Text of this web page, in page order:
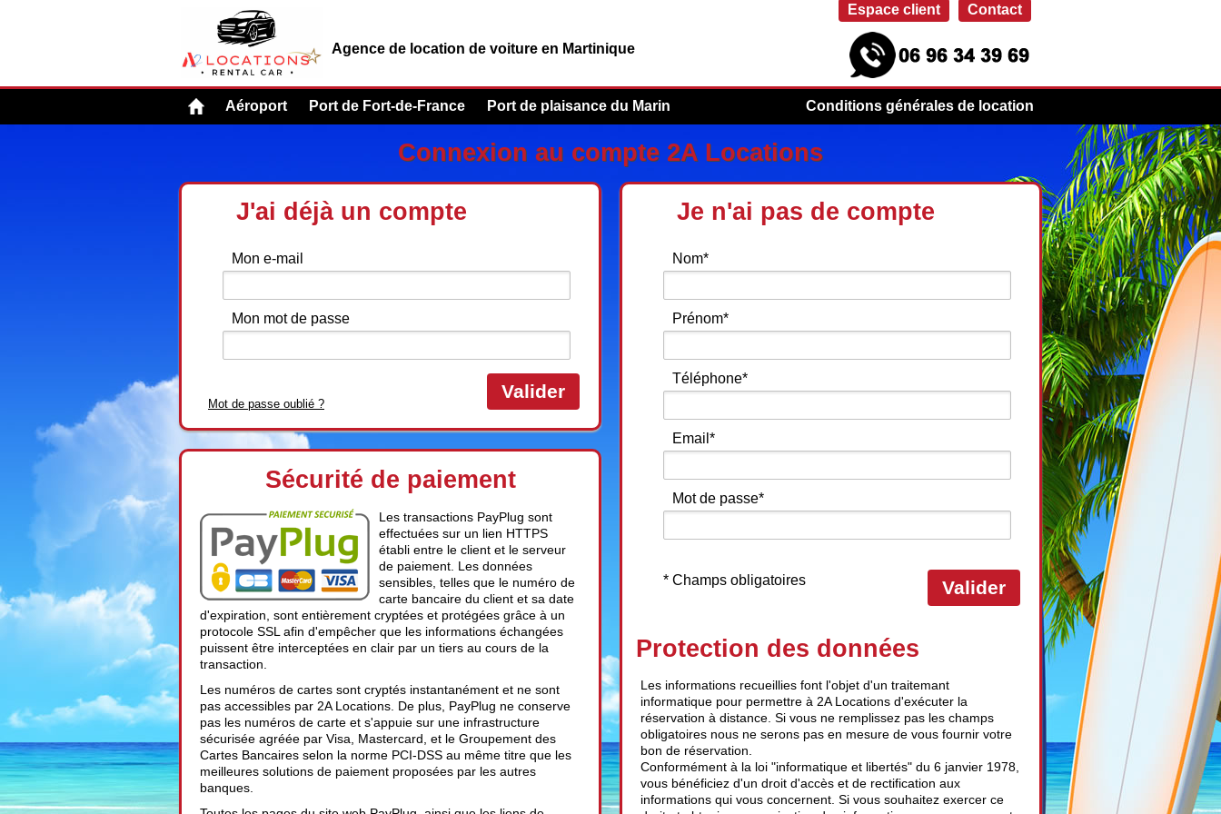
Contact
Espace client
Agence de location de voiture en Martinique
Aéroport Port de Fort-de-France Port de plaisance du Marin Conditions générales de location
Connexion au compte 2A Locations
J'ai déjà un compte
Mot de passe oublié ?
Mon e-mail
Mon mot de passe
Valider
Sécurité de paiement
Les transactions PayPlug sont
effectuées sur un lien HTTPS
établi entre le client et le serveur
de paiement. Les données
sensibles, telles que le numéro de
carte bancaire du client et sa date
d'expiration, sont entièrement cryptées et protégées grâce à un
protocole SSL afin d'empêcher que les informations échangées
puissent être interceptées en clair par un tiers au cours de la
transaction.
Les numéros de cartes sont cryptés instantanément et ne sont
pas accessibles par 2A Locations. De plus, PayPlug ne conserve
pas les numéros de carte et s'appuie sur une infrastructure
sécurisée agréée par Visa, Mastercard, et le Groupement des
Cartes Bancaires selon la norme PCI-DSS au même titre que les
meilleures solutions de paiement proposées par les autres
banques.
Je n'ai pas de compte
Nom*
Prénom*
Téléphone*
Email*
Mot de passe*
Valider
* Champs obligatoires
Protection des données
Les informations recueillies font l'objet d'un traitemant
informatique pour permettre à 2A Locations d'exécuter la
réservation à distance. Si vous ne remplissez pas les champs
obligatoires nous ne serons pas en mesure de vous fournir votre
bon de réservation.
Conformément à la loi "informatique et libertés" du 6 janvier 1978,
vous bénéficiez d'un droit d'accès et de rectification aux
informations qui vous concernent. Si vous souhaitez exercer ce